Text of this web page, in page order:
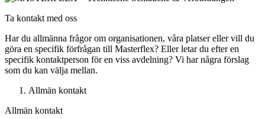
Ta kontakt med oss
Har du allmänna frågor om organisationen, våra platser eller vill du
göra en specifik förfrågan till Masterflex? Eller letar du efter en
specifik kontaktperson för en viss avdelning? Vi har några förslag
som du kan välja mellan.
Allmän kontakt
Allmän kontakt